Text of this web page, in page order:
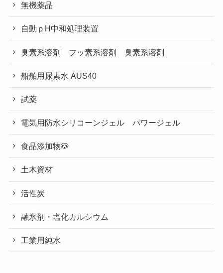
無機薬品
自動ｐH中和処理装置
臭素系溶剤 フッ素系溶剤 臭素系溶剤
船舶用尿素水 AUS40
試薬
電気用防水シリコーンジェル パワージェル
食品添加物🐶
土木資材
活性炭
融氷剤・塩化カルシウム
工業用純水